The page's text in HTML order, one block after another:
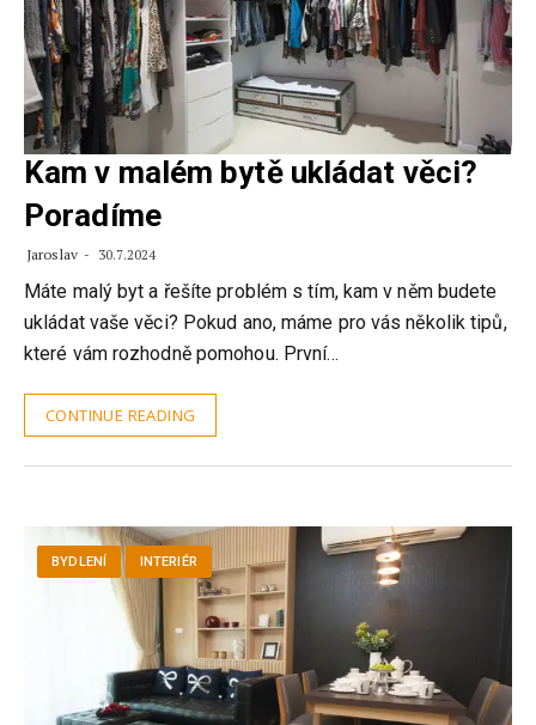
Kam v malém bytě ukládat věci?
Poradíme
Jaroslav 30.7.2024
Máte malý byt a řešíte problém s tím, kam v něm budete
ukládat vaše věci? Pokud ano, máme pro vás několik tipů,
které vám rozhodně pomohou. První…
CONTINUE READING
BYDLENÍ INTERIÉR